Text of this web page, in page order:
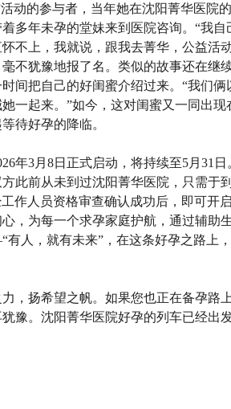
动的参与者，当年她在沈阳菁华医院
多年未孕的堂妹来到医院咨询。“我
不上，我就说，跟我去菁华，公益活
不犹豫地报了名。类似的故事还在继
间把自己的好闺蜜介绍过来。“我们
一起来。”如今，这对闺蜜又一同出
待好孕的降临。
年3月8日正式启动，将持续至5月31
此前从未到过沈阳菁华医院，只需于
作人员资格审查确认成功后，即可开
，为每一个求孕家庭护航，通过辅助
人，就有未来”，在这条好孕之路上
，扬希望之帆。如果您也正在备孕路
豫。沈阳菁华医院好孕的列车已经出